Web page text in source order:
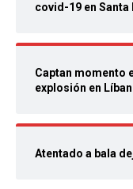
covid-19 en Santa
Captan momento
explosión en
Atentado a bala